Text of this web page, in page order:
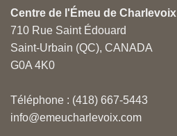
Centre de l'Émeu de Charlevoix
710 Rue Saint Édouard
Saint-Urbain (QC), CANADA
G0A 4K0
Téléphone : (418) 667-5443
info@emeucharlevoix.com